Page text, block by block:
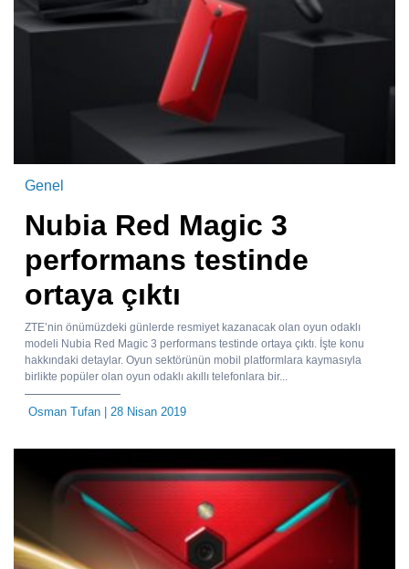
Genel
Nubia Red Magic 3
performans testinde
ortaya çıktı
ZTE’nin önümüzdeki günlerde resmiyet kazanacak olan oyun odaklı
modeli Nubia Red Magic 3 performans testinde ortaya çıktı. İşte konu
hakkındaki detaylar. Oyun sektörünün mobil platformlara kaymasıyla
birlikte popüler olan oyun odaklı akıllı telefonlara bir...
Osman Tufan | 28 Nisan 2019